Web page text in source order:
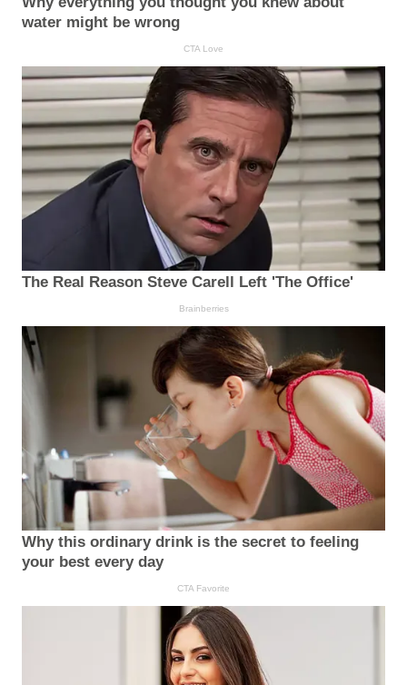
water might be wrong
CTA Love
The Real Reason Steve Carell Left 'The Office'
Brainberries
Why this ordinary drink is the secret to feeling
your best every day
CTA Favorite